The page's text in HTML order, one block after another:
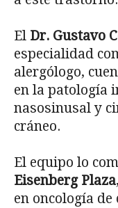
El Dr. Gustavo
especialidad
alergólogo,
en la patología
nasosinusal y
cráneo.
El equipo lo
Eisenberg Plaza
en oncología de